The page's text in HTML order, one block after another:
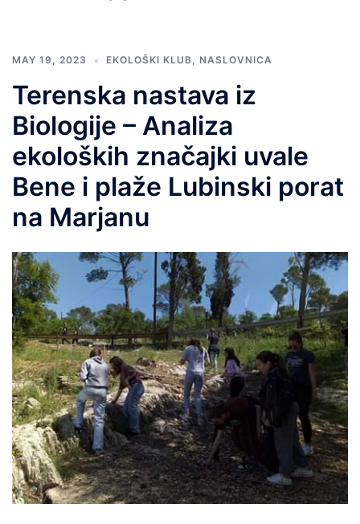
MAY 19, 2023 EKOLOŠKI KLUB, NASLOVNICA
Terenska nastava iz
Biologije – Analiza
ekoloških značajki uvale
Bene i plaže Lubinski porat
na Marjanu